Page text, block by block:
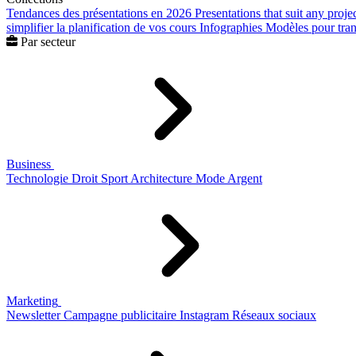
Tendances des présentations en 2026 Presentations that suit any
simplifier la planification de vos cours Infographies Modèles pour
Par secteur
Business
Technologie Droit Sport Architecture Mode Argent
Marketing
Newsletter Campagne publicitaire Instagram Réseaux sociaux